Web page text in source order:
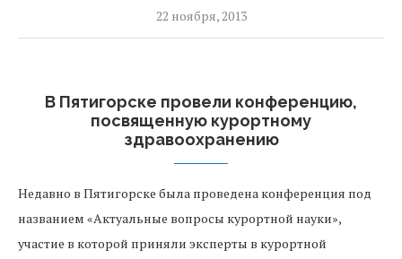
22 ноября, 2013
В Пятигорске провели конференцию,
посвященную курортному
здравоохранению
Недавно в Пятигорске была проведена конференция под
названием «Актуальные вопросы курортной науки»,
участие в которой приняли эксперты в курортной